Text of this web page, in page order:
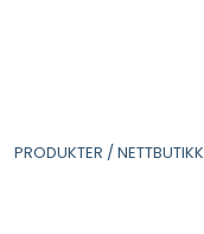
PRODUKTER / NETTBUTIKK
FILTERHUS